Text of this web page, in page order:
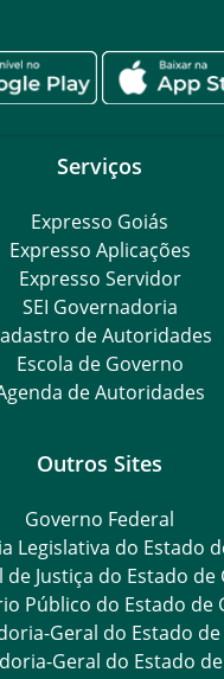
Serviços
Expresso Goiás
Expresso Aplicações
Expresso Servidor
SEI Governadoria
de Autoridades
Escola de Governo
de Autoridades
Outros Sites
Governo Federal
Legislativa do Estado
Justiça do Estado de
Público do Estado de
Geral do Estado de
Geral do Estado